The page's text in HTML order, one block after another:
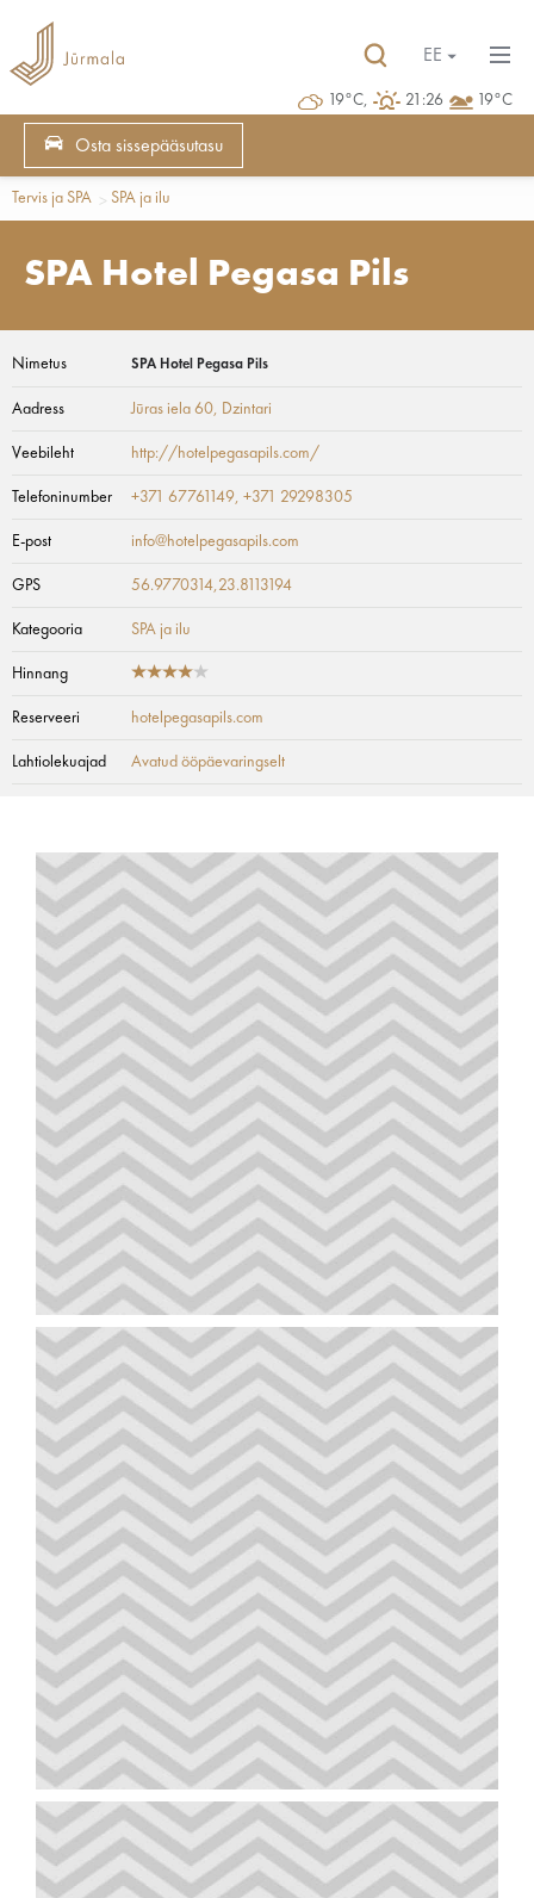
19°C, 21:26 19°C
EE
Osta sissepääsutasu
Tervis ja SPA SPA ja ilu
SPA Hotel Pegasa Pils
Nimetus SPA Hotel Pegasa Pils
Aadress Jūras iela 60, Dzintari
Veebileht http://hotelpegasapils.com/
Telefoninumber +371 67761149, +371 29298305
E-post info@hotelpegasapils.com
GPS 56.9770314,23.8113194
Kategooria SPA ja ilu
Hinnang
Reserveeri hotelpegasapils.com
Lahtiolekuajad Avatud ööpäevaringselt